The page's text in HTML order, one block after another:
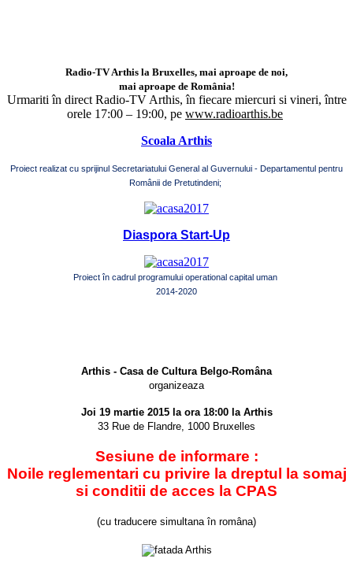
Radio-TV Arthis la Bruxelles, mai aproape de noi,
mai aproape de România!
Urmariti în direct Radio-TV Arthis, în fiecare miercuri si vineri, între
orele 17:00 – 19:00, pe www.radioarthis.be
Scoala Arthis
Proiect realizat cu sprijinul Secretariatului General al Guvernului - Departamentul pentru
Românii de Pretutindeni;
Diaspora Start-Up
Proiect în cadrul programului operational capital uman
2014-2020
Arthis - Casa de Cultura Belgo-Româna
organizeaza
Joi 19 martie 2015 la ora 18:00 la Arthis
33 Rue de Flandre, 1000 Bruxelles
Sesiune de informare :
Noile reglementari cu privire la dreptul la somaj
si conditii de acces la CPAS
(cu traducere simultana în româna)